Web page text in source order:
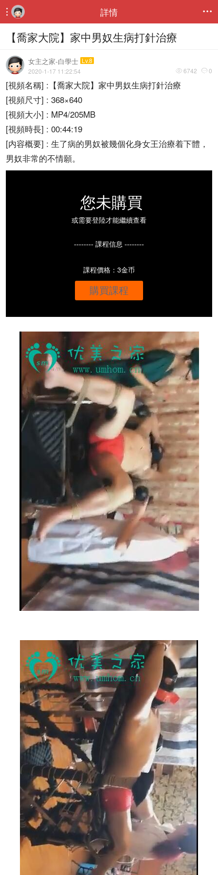
 詳情 
【喬家大院】家中男奴生病打針治療
女主之家-白學士 Lv.8
 6742  0
2020-1-17 11:22:54
[視頻名稱] :【喬家大院】家中男奴生病打針治療
[視頻尺寸] : 368×640
[視頻大小] : MP4/205MB
[視頻時長] : 00:44:19
[内容概要] : 生了病的男奴被幾個化身女王治療着下體，
男奴非常的不情願。
您未購買
或需要登陸才能繼續查看
-------- 課程信息 --------
課程價格：3金币
購買課程